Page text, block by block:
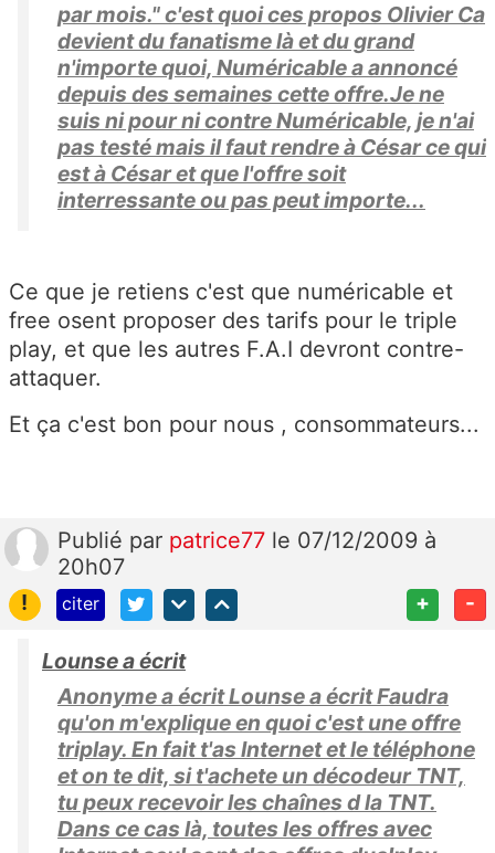
par mois." c'est quoi ces propos Olivier Ca
devient du fanatisme là et du grand
n'importe quoi, Numéricable a annoncé
depuis des semaines cette offre.Je ne
suis ni pour ni contre Numéricable, je n'ai
pas testé mais il faut rendre à César ce qui
est à César et que l'offre soit
interressante ou pas peut importe...
Ce que je retiens c'est que numéricable et
free osent proposer des tarifs pour le triple
play, et que les autres F.A.I devront contre-
attaquer.
Et ça c'est bon pour nous , consommateurs...
Publié par patrice77 le 07/12/2009 à
20h07
!
citer + -
Lounse a écrit
Anonyme a écrit Lounse a écrit Faudra
qu'on m'explique en quoi c'est une offre
triplay. En fait t'as Internet et le téléphone
et on te dit, si t'achete un décodeur TNT,
tu peux recevoir les chaînes d la TNT.
Dans ce cas là, toutes les offres avec